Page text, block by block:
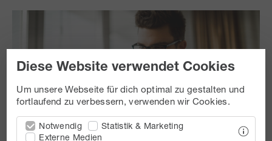
Diese Website verwendet Cookies
Um unsere Webseite für dich optimal zu gestalten und
fortlaufend zu verbessern, verwenden wir Cookies.
Notwendig
Statistik & Marketing
Externe Medien